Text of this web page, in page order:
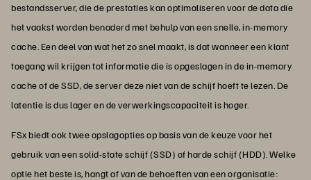
bestandsserver, die de prestaties kan optimaliseren voor de data die
het vaakst worden benaderd met behulp van een snelle, in-memory
cache. Een deel van wat het zo snel maakt, is dat wanneer een klant
toegang wil krijgen tot informatie die is opgeslagen in de in-memory
cache of de SSD, de server deze niet van de schijf hoeft te lezen. De
latentie is dus lager en de verwerkingscapaciteit is hoger.
FSx biedt ook twee opslagopties op basis van de keuze voor het
gebruik van een solid-state schijf (SSD) of harde schijf (HDD). Welke
optie het beste is, hangt af van de behoeften van een organisatie: